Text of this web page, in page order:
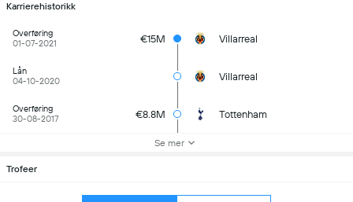
Karrierehistorikk
Overføring
01-07-2021
€15M Villarreal
Lån
04-10-2020
Villarreal
Overføring
30-08-2017
€8.8M Tottenham
Se mer
Trofeer